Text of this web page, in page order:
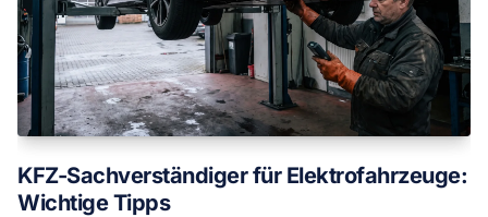
KFZ-Sachverständiger für Elektrofahrzeuge:
Wichtige Tipps